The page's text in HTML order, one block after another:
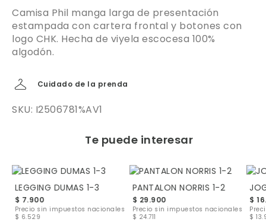
Camisa Phil manga larga de presentación
estampada con cartera frontal y botones con
logo CHK. Hecha de viyela escocesa 100%
algodón.
Cuidado de la prenda
SKU: I2506781%AV1
Te puede interesar
LEGGING DUMAS 1-3
$ 7.900
Precio sin impuestos nacionales
$ 6.529
PANTALON NORRIS 1-2
$ 29.900
Precio sin impuestos nacionales
$ 24.711
$
$